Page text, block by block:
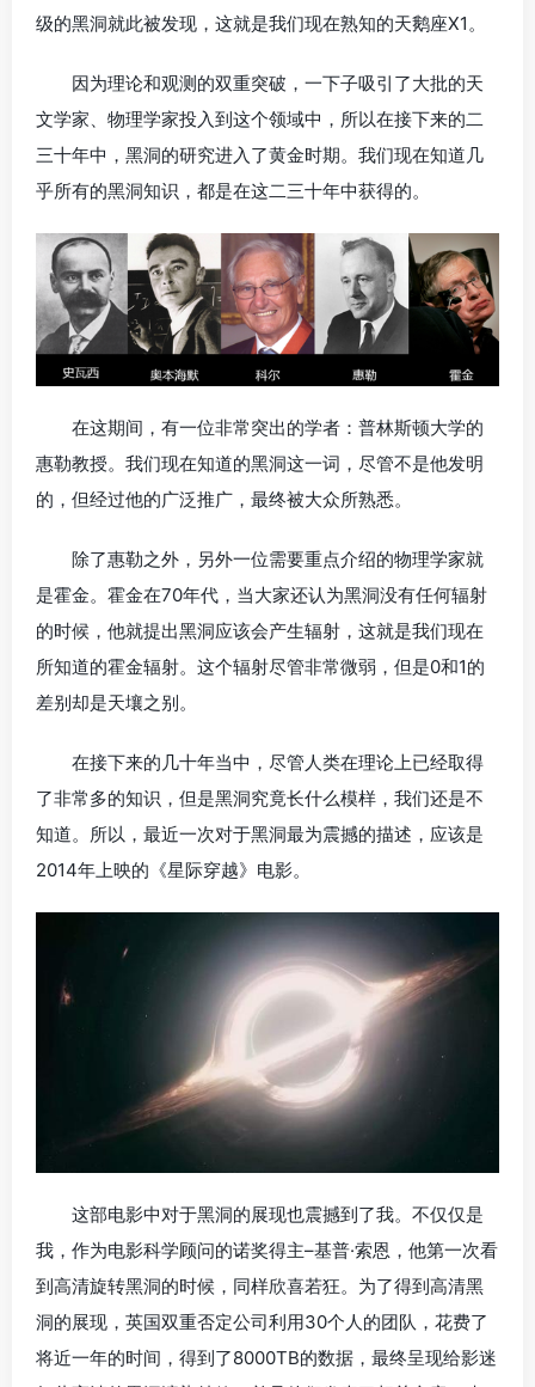
级的黑洞就此被发现，这就是我们现在熟知的天鹅座X1。
因为理论和观测的双重突破，一下子吸引了大批的天
文学家、物理学家投入到这个领域中，所以在接下来的二
三十年中，黑洞的研究进入了黄金时期。我们现在知道几
乎所有的黑洞知识，都是在这二三十年中获得的。
在这期间，有一位非常突出的学者：普林斯顿大学的
惠勒教授。我们现在知道的黑洞这一词，尽管不是他发明
的，但经过他的广泛推广，最终被大众所熟悉。
除了惠勒之外，另外一位需要重点介绍的物理学家就
是霍金。霍金在70年代，当大家还认为黑洞没有任何辐射
的时候，他就提出黑洞应该会产生辐射，这就是我们现在
所知道的霍金辐射。这个辐射尽管非常微弱，但是0和1的
差别却是天壤之别。
在接下来的几十年当中，尽管人类在理论上已经取得
了非常多的知识，但是黑洞究竟长什么模样，我们还是不
知道。所以，最近一次对于黑洞最为震撼的描述，应该是
2014年上映的《星际穿越》电影。
这部电影中对于黑洞的展现也震撼到了我。不仅仅是
我，作为电影科学顾问的诺奖得主–基普·索恩，他第一次看
到高清旋转黑洞的时候，同样欣喜若狂。为了得到高清黑
洞的展现，英国双重否定公司利用30个人的团队，花费了
将近一年的时间，得到了8000TB的数据，最终呈现给影迷